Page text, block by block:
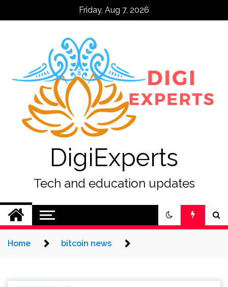
Friday, Aug 7, 2026
DigiExperts
Tech and education updates
Home bitcoin news